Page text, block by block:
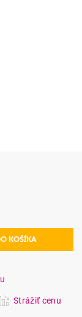
Strážiť cenu